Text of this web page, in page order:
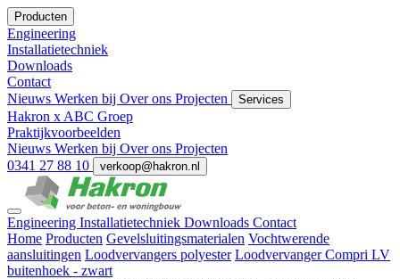
Producten
Engineering
Installatietechniek
Downloads
Contact
Nieuws Werken bij Over ons Projecten Services
Hakron x ABC Groep
Praktijkvoorbeelden
Nieuws Werken bij Over ons Projecten
0341 27 88 10
verkoop@hakron.nl
Engineering Installatietechniek Downloads Contact
Home Producten Gevelsluitingsmaterialen Vochtwerende
aansluitingen Loodvervangers polyester Loodvervanger Compri LV
buitenhoek - zwart